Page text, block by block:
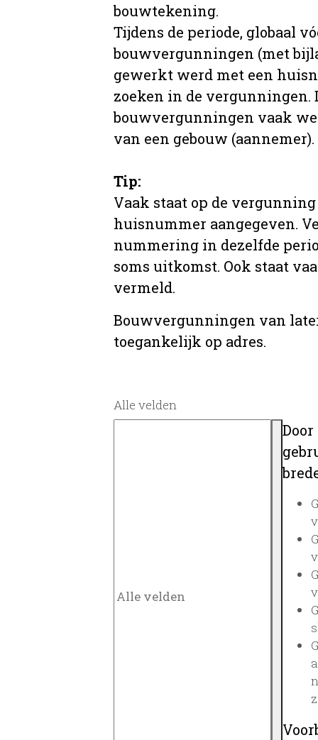
bouwtekening.
Tijdens de periode, globaal
bouwvergunningen (met
gewerkt werd met een
zoeken in de vergunningen.
bouwvergunningen vaak
van een gebouw (aannemer).
Tip:
Vaak staat op de
huisnummer aangegeven.
nummering in dezelfde
soms uitkomst. Ook staat
vermeld.
Bouwvergunningen van
toegankelijk op adres.
Alle velden